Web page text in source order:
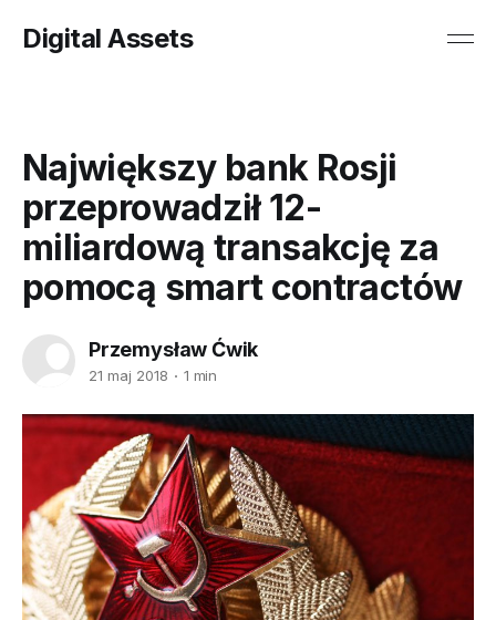
Digital Assets
Największy bank Rosji
przeprowadził 12-
miliardową transakcję za
pomocą smart contractów
Przemysław Ćwik
21 maj 2018 1 min